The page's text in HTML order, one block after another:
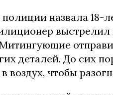
назвала 18-
выстрелил
деталей. До сих
воздух, чтобы